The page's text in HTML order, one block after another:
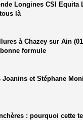
Longines CSI Equita
là
à Chazey sur Ain
formule
Joanins et Stéphane
: pourquoi cette